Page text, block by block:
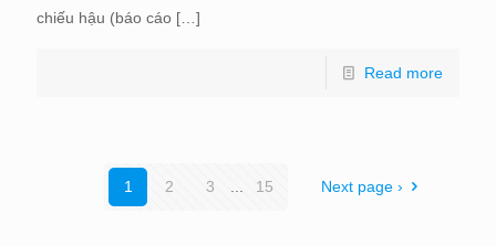
chiếu hậu (báo cáo […]
Read more
1 2 3 15 Next page ›